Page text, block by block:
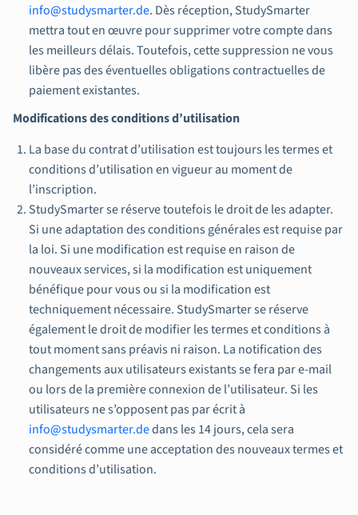
info@studysmarter.de. Dès réception, StudySmarter
mettra tout en œuvre pour supprimer votre compte dans
les meilleurs délais. Toutefois, cette suppression ne vous
libère pas des éventuelles obligations contractuelles de
paiement existantes.
Modifications des conditions d’utilisation
La base du contrat d’utilisation est toujours les termes et
conditions d’utilisation en vigueur au moment de
l’inscription.
StudySmarter se réserve toutefois le droit de les adapter.
Si une adaptation des conditions générales est requise par
la loi. Si une modification est requise en raison de
nouveaux services, si la modification est uniquement
bénéfique pour vous ou si la modification est
techniquement nécessaire. StudySmarter se réserve
également le droit de modifier les termes et conditions à
tout moment sans préavis ni raison. La notification des
changements aux utilisateurs existants se fera par e-mail
ou lors de la première connexion de l’utilisateur. Si les
utilisateurs ne s’opposent pas par écrit à
info@studysmarter.dedans les 14 jours, cela sera
considéré comme une acceptation des nouveaux termes et
conditions d’utilisation.